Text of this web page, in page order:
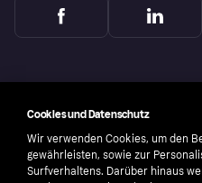
Cookies und Datenschutz
Wir verwenden Cookies, um den
gewährleisten, sowie zur
Surfverhaltens. Darüber hinaus